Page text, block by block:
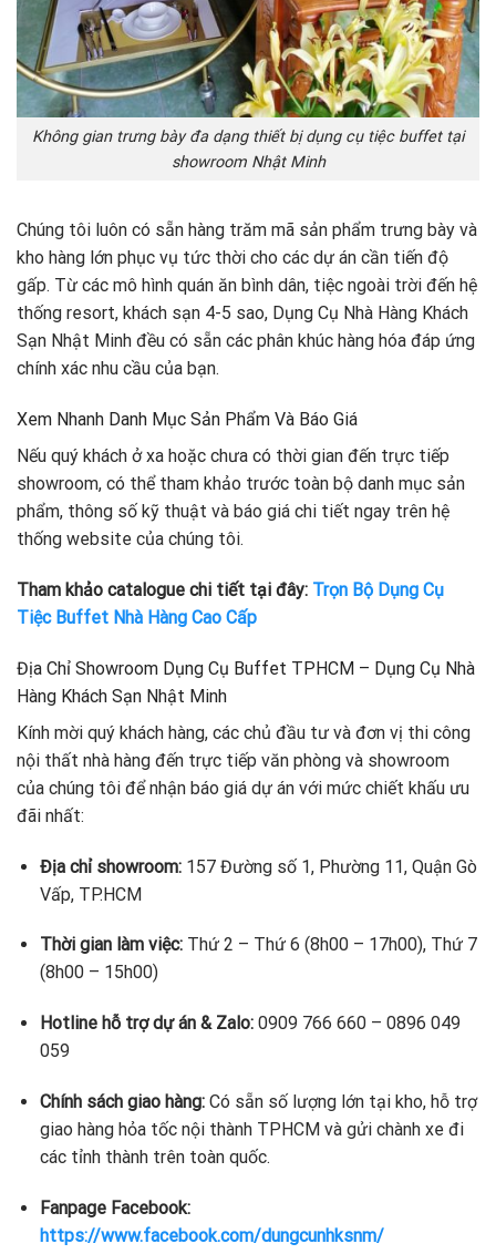
Không gian trưng bày đa dạng thiết bị dụng cụ tiệc buffet tại
showroom Nhật Minh
Chúng tôi luôn có sẵn hàng trăm mã sản phẩm trưng bày và
kho hàng lớn phục vụ tức thời cho các dự án cần tiến độ
gấp. Từ các mô hình quán ăn bình dân, tiệc ngoài trời đến hệ
thống resort, khách sạn 4-5 sao, Dụng Cụ Nhà Hàng Khách
Sạn Nhật Minh đều có sẵn các phân khúc hàng hóa đáp ứng
chính xác nhu cầu của bạn.
Xem Nhanh Danh Mục Sản Phẩm Và Báo Giá
Nếu quý khách ở xa hoặc chưa có thời gian đến trực tiếp
showroom, có thể tham khảo trước toàn bộ danh mục sản
phẩm, thông số kỹ thuật và báo giá chi tiết ngay trên hệ
thống website của chúng tôi.
Tham khảo catalogue chi tiết tại đây: Trọn Bộ Dụng Cụ
Tiệc Buffet Nhà Hàng Cao Cấp
Địa Chỉ Showroom Dụng Cụ Buffet TPHCM – Dụng Cụ Nhà
Hàng Khách Sạn Nhật Minh
Kính mời quý khách hàng, các chủ đầu tư và đơn vị thi công
nội thất nhà hàng đến trực tiếp văn phòng và showroom
của chúng tôi để nhận báo giá dự án với mức chiết khấu ưu
đãi nhất:
Địa chỉ showroom:157 Đường số 1, Phường 11, Quận Gò
Vấp, TP.HCM
Thời gian làm việc:Thứ 2 – Thứ 6 (8h00 – 17h00), Thứ 7
(8h00 – 15h00)
Hotline hỗ trợ dự án & Zalo:0909 766 660 – 0896 049
059
Chính sách giao hàng:Có sẵn số lượng lớn tại kho, hỗ trợ
giao hàng hỏa tốc nội thành TPHCM và gửi chành xe đi
các tỉnh thành trên toàn quốc.
Fanpage Facebook:
https://www.facebook.com/dungcunhksnm/